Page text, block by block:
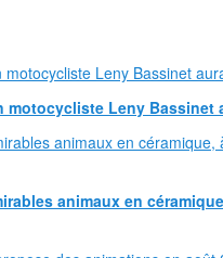
Leny Bassinet
animaux en